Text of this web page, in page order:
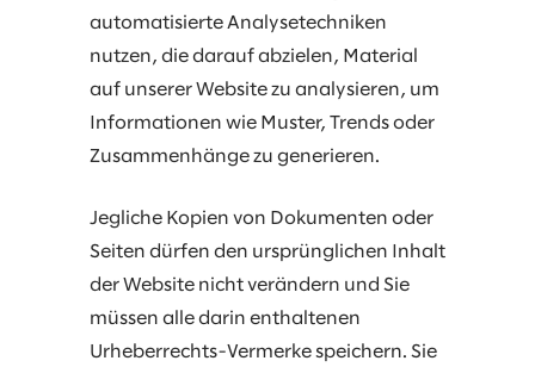
automatisierte Analysetechniken
nutzen, die darauf abzielen, Material
auf unserer Website zu analysieren, um
Informationen wie Muster, Trends oder
Zusammenhänge zu generieren.
Jegliche Kopien von Dokumenten oder
Seiten dürfen den ursprünglichen Inhalt
der Website nicht verändern und Sie
müssen alle darin enthaltenen
Urheberrechts-Vermerke speichern. Sie